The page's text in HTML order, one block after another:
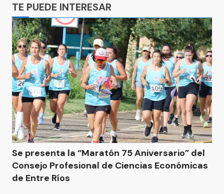
TE PUEDE INTERESAR
Se presenta la “Maratón 75 Aniversario” del
Consejo Profesional de Ciencias Económicas
de Entre Ríos